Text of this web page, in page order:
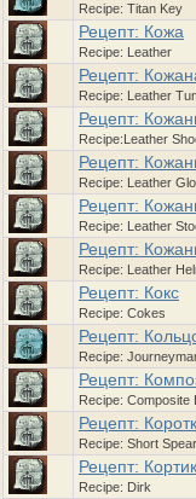
Recipe: Titan Key
Рецепт: Кожа
Recipe: Leather
Рецепт:
Recipe: Leather
Рецепт:
Recipe:Leather
Рецепт:
Recipe: Leather
Рецепт:
Recipe: Leather
Рецепт:
Recipe: Leather
Рецепт: Кокс
Recipe: Cokes
Рецепт:
Recipe:
Рецепт:
Recipe: Composite
Рецепт:
Recipe: Short Spear
Рецепт: Кортик
Recipe: Dirk